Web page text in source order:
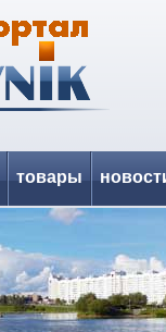
товары